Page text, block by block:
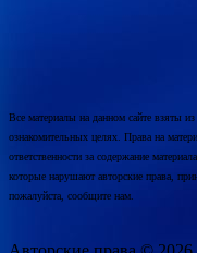
Все материалы на данном сайте взяты
ознакомительных целях. Права на
ответственности за содержание
которые нарушают авторские права,
пожалуйста, сообщите нам.